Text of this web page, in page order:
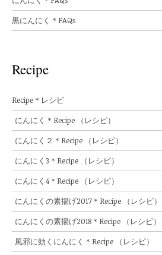
黒にんにく＊FAQs
Recipe
Recipe＊レシピ
にんにく＊Recipe （レシピ）
にんにく２＊Recipe （レシピ）
にんにく3＊Recipe （レシピ）
にんにく4＊Recipe （レシピ）
にんにくの素揚げ2017＊Recipe （レシピ）
にんにくの素揚げ2018＊Recipe （レシピ）
風邪に効くにんにく＊Recipe （レシピ）